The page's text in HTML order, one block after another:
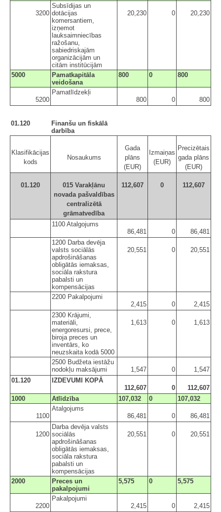
3200
Subsīdijas un
dotācijas
komersantiem,
izņemot
lauksaimniecības
ražošanu,
sabiedriskajām
organizācijām un
citām institūcijām
20,230 0 20,230
5000
Pamatkapitāla
veidošana
800 0 800
5200
Pamatlīdzekļi
800
0 800
01.120
Finanšu un fiskālā
darbība
Klasifikācijas
kods
Nosaukums
Gada
plāns
(EUR)
Izmaiņas
(EUR)
Precizētais
gada plāns
(EUR)
01.120
015 Varakļānu
novada pašvaldības
centralizētā
grāmatvedība
112,607 0 112,607
1100 Atalgojums
86,481
0
86,481
1200 Darba devēja
valsts sociālās
apdrošināšanas
obligātās iemaksas,
sociāla rakstura
pabalsti un
kompensācijas
20,551 0 20,551
2200 Pakalpojumi
2,415
0
2,415
2300 Krājumi,
materiāli,
energoresursi, prece,
biroja preces un
inventārs, ko
neuzskaita kodā 5000
1,613 0 1,613
2500 Budžeta iestāžu
nodokļu maksājumi
1,547 0
1,547
01.120
IZDEVUMI KOPĀ
112,607
0
112,607
1000
Atlīdzība 107,032 0 107,032
1100
Atalgojums
86,481
0 86,481
1200
Darba devēja valsts
sociālās
apdrošināšanas
obligātās iemaksas,
sociāla rakstura
pabalsti un
kompensācijas
20,551 0 20,551
2000
Preces un
pakalpojumi
5,575 0 5,575
2200
Pakalpojumi
2,415
0 2,415